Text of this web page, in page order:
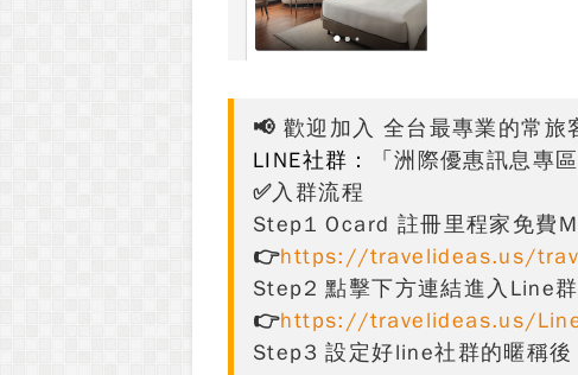
📢 歡迎加入 全台最專業的常旅
LINE社群：「洲際優惠訊息專
✅入群流程
Step1 Ocard 註冊里程家免費
👉https://travelideas.us/
Step2點擊下方連結進入Line
👉https://travelideas.us/
Step3 設定好line社群的暱稱後